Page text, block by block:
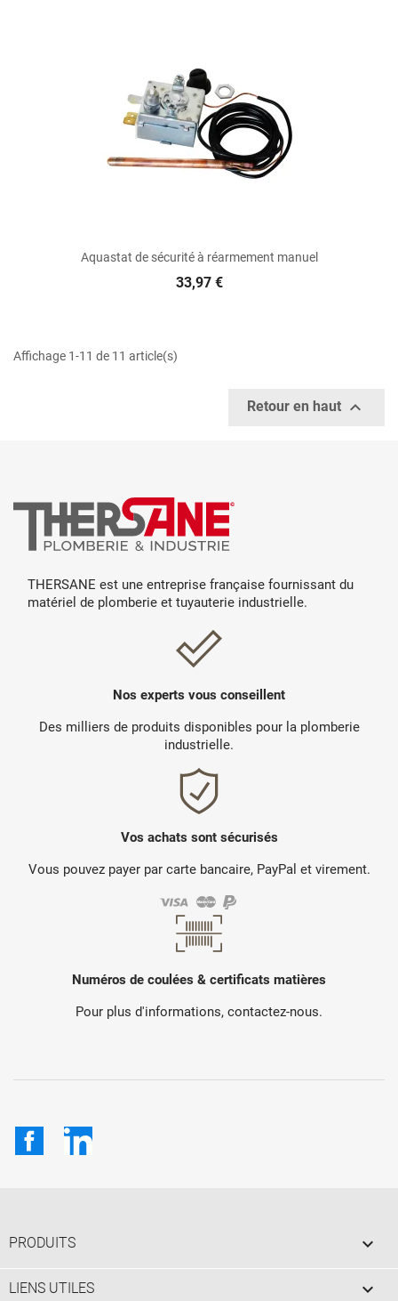
Aquastat de sécurité à réarmement manuel
33,97 €
Affichage 1-11 de 11 article(s)
Retour en haut 
THERSANE est une entreprise française fournissant du
matériel de plomberie et tuyauterie industrielle.
Nos experts vous conseillent
Des milliers de produits disponibles pour la plomberie
industrielle.
Vos achats sont sécurisés
Vous pouvez payer par carte bancaire, PayPal et virement.
Numéros de coulées & certificats matières
Pour plus d'informations, contactez-nous.
FacebookLinkedIn
PRODUITS 
LIENS UTILES 